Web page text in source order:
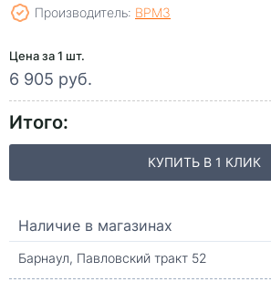
Производитель: ВРМЗ
Цена за 1 шт.
6 905 руб.
Итого:
КУПИТЬ В 1 КЛИК
Наличие в магазинах
Барнаул, Павловский тракт 52